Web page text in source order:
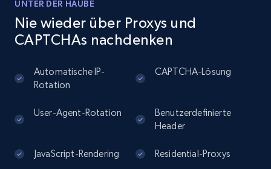
Instagram - Posts
comments, Date posted, Likes, Photos, and
more.
13.2K+ 1.6K+ Gratis testen
UNTER DER HAUBE
Nie wieder über Proxys und
CAPTCHAs nachdenken
Automatische IP-
Rotation
CAPTCHA-Lösung
User-Agent-Rotation
Benutzerdefinierte
Header
JavaScript-Rendering Residential-Proxys